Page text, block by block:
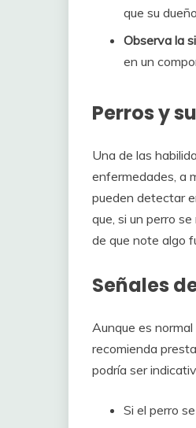
que su
Observa la
en un
Perros y
Una de las
enfermedades, a
pueden detectar
que, si un perro
de que note algo
Señales
Aunque es
recomienda
podría ser
Si el perro